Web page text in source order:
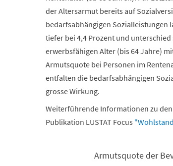
der Altersarmut bereits auf
bedarfsabhängigen Sozialleistungen
tiefer bei 4,4 Prozent und
erwerbsfähigen Alter (bis 64 Jahre)
Armutsquote bei Personen im
entfalten die bedarfsabhängigen
grosse Wirkung.
Weiterführende Informationen zu
Publikation LUSTAT Focus
Armutsquote der